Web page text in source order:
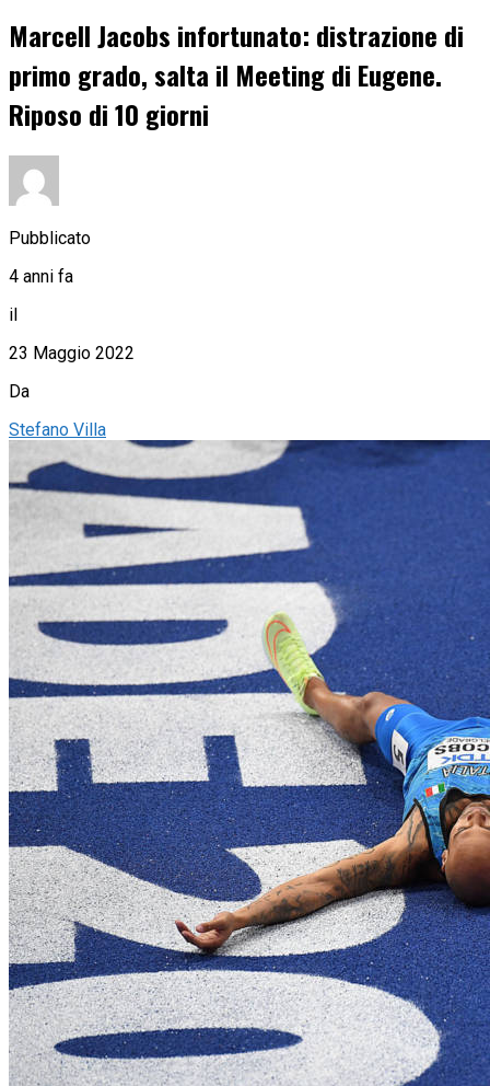
Marcell Jacobs infortunato: distrazione di
primo grado, salta il Meeting di Eugene.
Riposo di 10 giorni
Pubblicato
4 anni fa
il
23 Maggio 2022
Da
Stefano Villa